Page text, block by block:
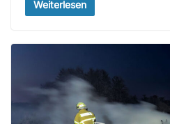
Weiterlesen